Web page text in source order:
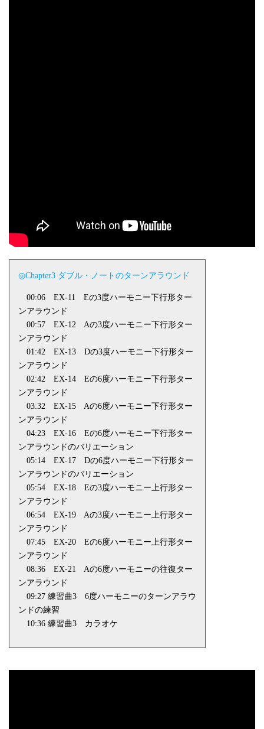
◎Chapter3 ダブル・ノートのターンアラウンド
00:06 EX-11 Eの3度ハーモニー下行形ター
ンアラウンド
00:57 EX-12 Aの3度ハーモニー下行形ター
ンアラウンド
01:42 EX-13 Dの3度ハーモニー下行形ター
ンアラウンド
02:42 EX-14 Eの6度ハーモニー下行形ター
ンアラウンド
03:32 EX-15 Aの6度ハーモニー下行形ター
ンアラウンド
04:23 EX-16 Eの6度ハーモニー下行形ター
ンアラウンドのバリエーション
05:14 EX-17 Dの6度ハーモニー下行形ター
ンアラウンドのバリエーション
05:54 EX-18 Eの3度ハーモニー上行形ター
ンアラウンド
06:54 EX-19 Aの3度ハーモニー上行形ター
ンアラウンド
07:45 EX-20 Eの6度ハーモニー上行形ター
ンアラウンド
08:36 EX-21 Aの6度ハーモニーの往復ター
ンアラウンド
09:27 練習曲3 6度ハーモニーのターンアラウ
ンドの練習
10:36 練習曲3 カラオケ